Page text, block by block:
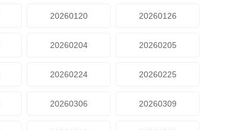
20260120 20260126
20260204 20260205
20260224 20260225
20260306 20260309